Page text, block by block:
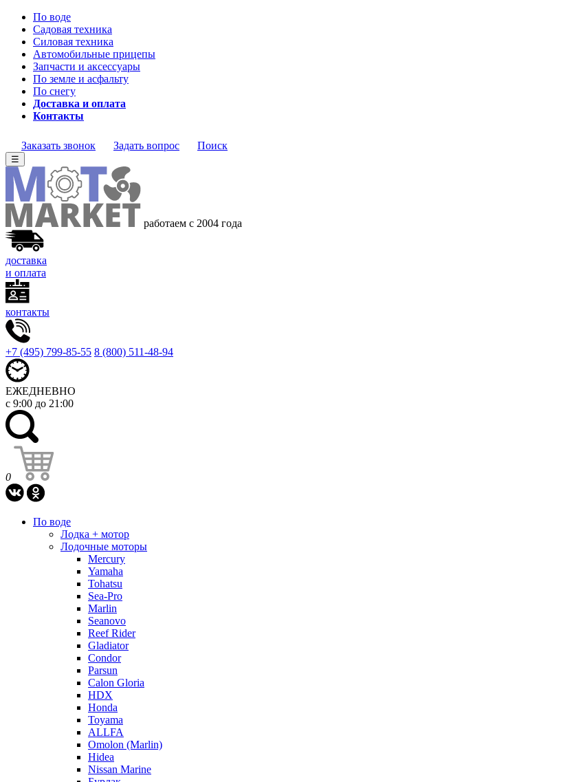
По воде
Садовая техника
Силовая техника
Автомобильные прицепы
Запчасти и аксессуары
По земле и асфальту
По снегу
Доставка и оплата
Контакты
Заказать звонок Задать вопрос Поиск
☰
работаем с 2004 года
доставка
и оплата
контакты
+7 (495) 799-85-55 8 (800) 511-48-94
ЕЖЕДНЕВНО
с 9:00 до 21:00
0
По воде
Лодка + мотор
Лодочные моторы
Mercury
Yamaha
Tohatsu
Sea-Pro
Marlin
Seanovo
Reef Rider
Gladiator
Condor
Parsun
Calon Gloria
HDX
Honda
Toyama
ALLFA
Omolon (Marlin)
Hidea
Nissan Marine